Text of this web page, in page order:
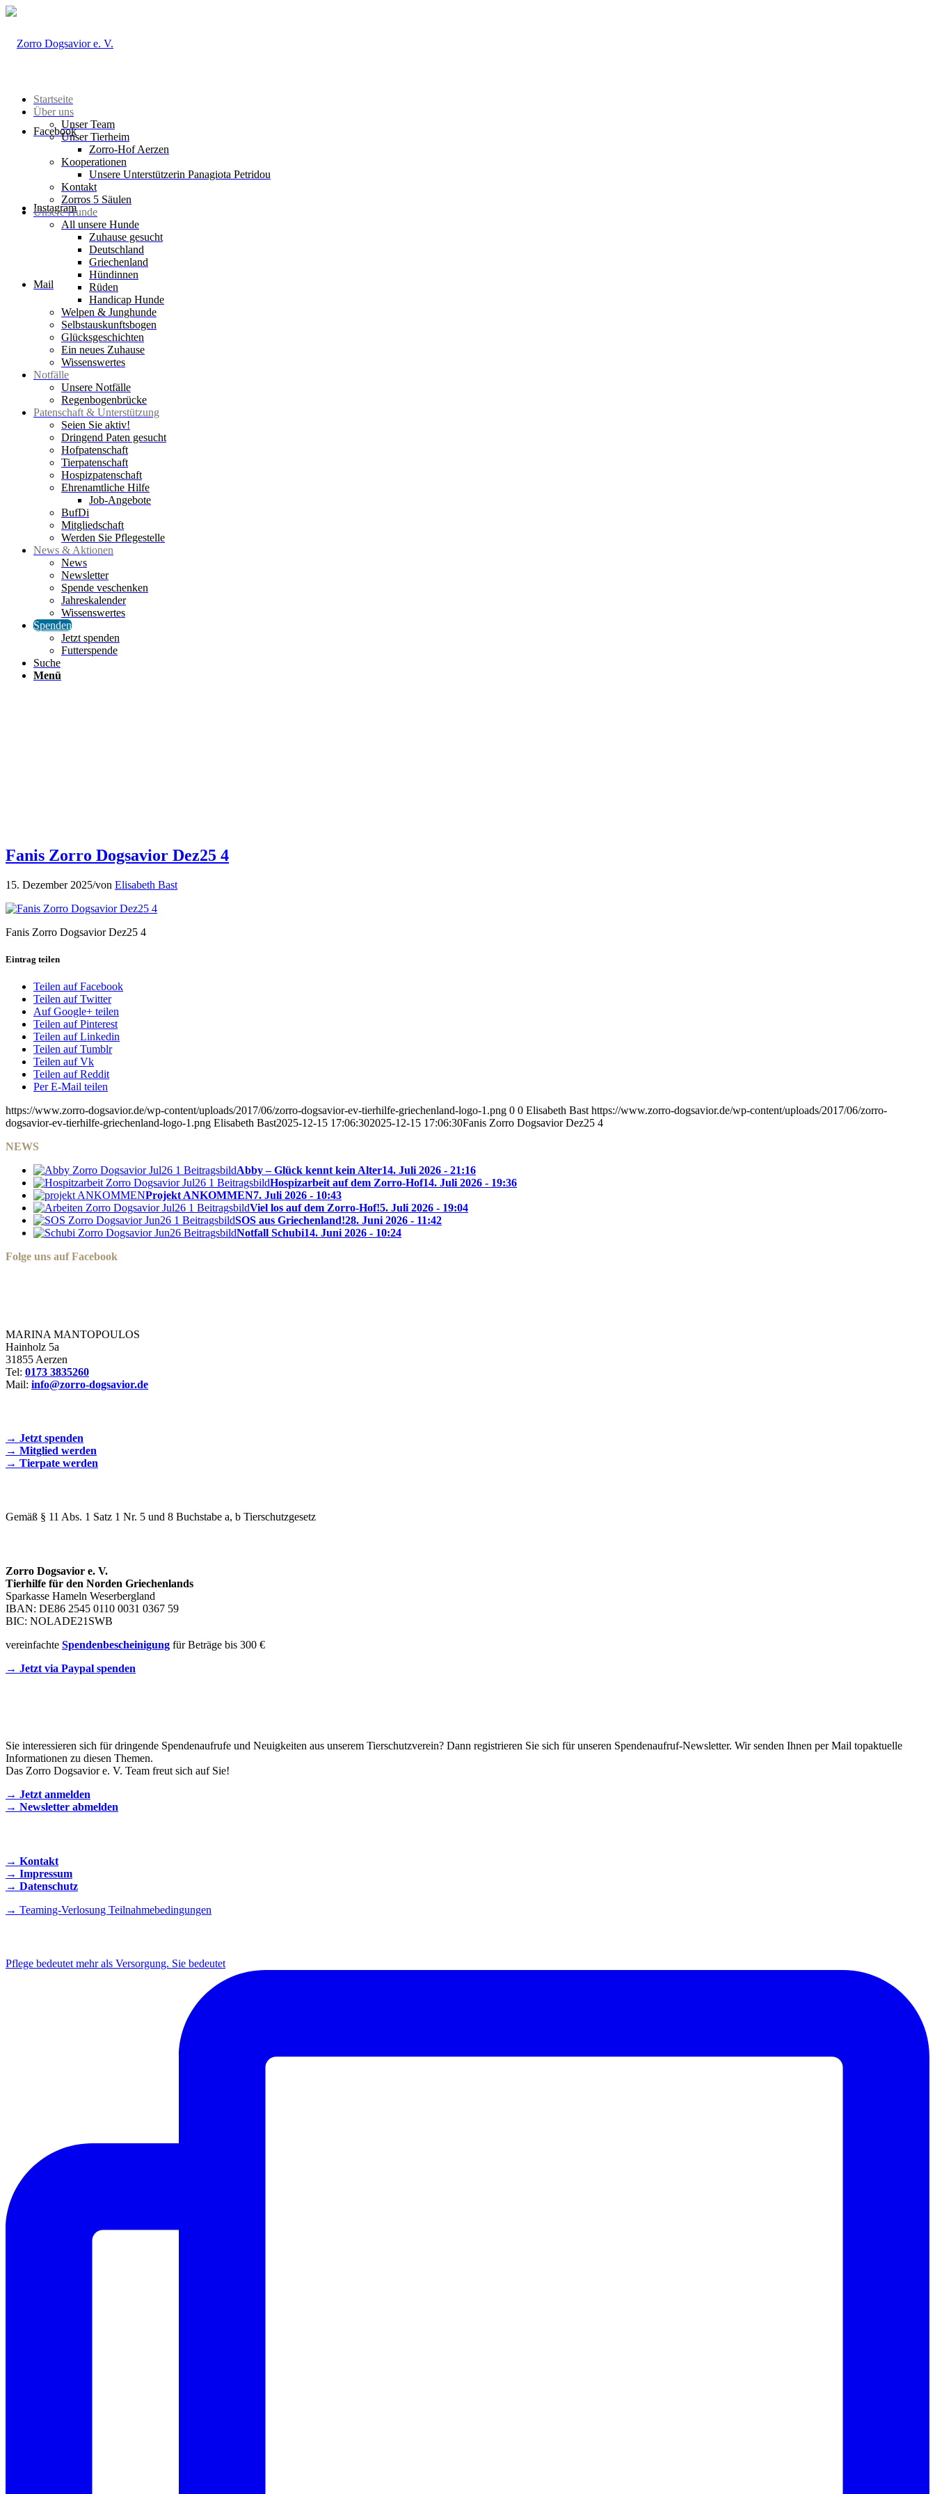
Facebook
Instagram
Mail
Startseite
Über uns
Unser Team
Unser Tierheim
Zorro-Hof Aerzen
Kooperationen
Unsere Unterstützerin Panagiota Petridou
Kontakt
Zorros 5 Säulen
Unsere Hunde
All unsere Hunde
Zuhause gesucht
Deutschland
Griechenland
Hündinnen
Rüden
Handicap Hunde
Welpen & Junghunde
Selbstauskunftsbogen
Glücksgeschichten
Ein neues Zuhause
Wissenswertes
Notfälle
Unsere Notfälle
Regenbogenbrücke
Patenschaft & Unterstützung
Seien Sie aktiv!
Dringend Paten gesucht
Hofpatenschaft
Tierpatenschaft
Hospizpatenschaft
Ehrenamtliche Hilfe
Job-Angebote
BufDi
Mitgliedschaft
Werden Sie Pflegestelle
News & Aktionen
News
Newsletter
Spende veschenken
Jahreskalender
Wissenswertes
Spenden
Jetzt spenden
Futterspende
Suche
Menü
Fanis Zorro Dogsavior Dez25 4
15. Dezember 2025/von Elisabeth Bast
Fanis Zorro Dogsavior Dez25 4
Eintrag teilen
Teilen auf Facebook
Teilen auf Twitter
Auf Google+ teilen
Teilen auf Pinterest
Teilen auf Linkedin
Teilen auf Tumblr
Teilen auf Vk
Teilen auf Reddit
Per E-Mail teilen
https://www.zorro-dogsavior.de/wp-content/uploads/2017/06/zorro-dogsavior-ev-tierhilfe-griechenland-logo-1.png 0 0 Elisabeth Bast https://www.zorro-dogsavior.de/wp-content/uploads/2017/06/zorro-
dogsavior-ev-tierhilfe-griechenland-logo-1.png Elisabeth Bast2025-12-15 17:06:302025-12-15 17:06:30Fanis Zorro Dogsavior Dez25 4
NEWS
Abby – Glück kennt kein Alter14. Juli 2026 - 21:16
Hospizarbeit auf dem Zorro-Hof14. Juli 2026 - 19:36
Projekt ANKOMMEN7. Juli 2026 - 10:43
Viel los auf dem Zorro-Hof!5. Juli 2026 - 19:04
SOS aus Griechenland!28. Juni 2026 - 11:42
Notfall Schubi14. Juni 2026 - 10:24
Folge uns auf Facebook
MARINA MANTOPOULOS
Hainholz 5a
31855 Aerzen
Tel: 0173 3835260
Mail: info@zorro-dogsavior.de
→ Jetzt spenden
→ Mitglied werden
→ Tierpate werden
Gemäß § 11 Abs. 1 Satz 1 Nr. 5 und 8 Buchstabe a, b Tierschutzgesetz
Zorro Dogsavior e. V.
Tierhilfe für den Norden Griechenlands
Sparkasse Hameln Weserbergland
IBAN: DE86 2545 0110 0031 0367 59
BIC: NOLADE21SWB
vereinfachte Spendenbescheinigung für Beträge bis 300 €
→ Jetzt via Paypal spenden
Sie interessieren sich für dringende Spendenaufrufe und Neuigkeiten aus unserem Tierschutzverein? Dann registrieren Sie sich für unseren Spendenaufruf-Newsletter. Wir senden Ihnen per Mail topaktuelle
Informationen zu diesen Themen.
Das Zorro Dogsavior e. V. Team freut sich auf Sie!
→ Jetzt anmelden
→ Newsletter abmelden
→ Kontakt
→ Impressum
→ Datenschutz
→ Teaming-Verlosung Teilnahmebedingungen
Pflege bedeutet mehr als Versorgung. Sie bedeutet